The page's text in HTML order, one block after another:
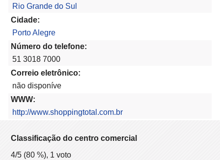
Rio Grande do Sul
Cidade:
Porto Alegre
Número do telefone:
51 3018 7000
Correio eletrônico:
não disponíve
WWW:
http://www.shoppingtotal.com.br
Classificação do centro comercial
4/5 (80 %), 1 voto